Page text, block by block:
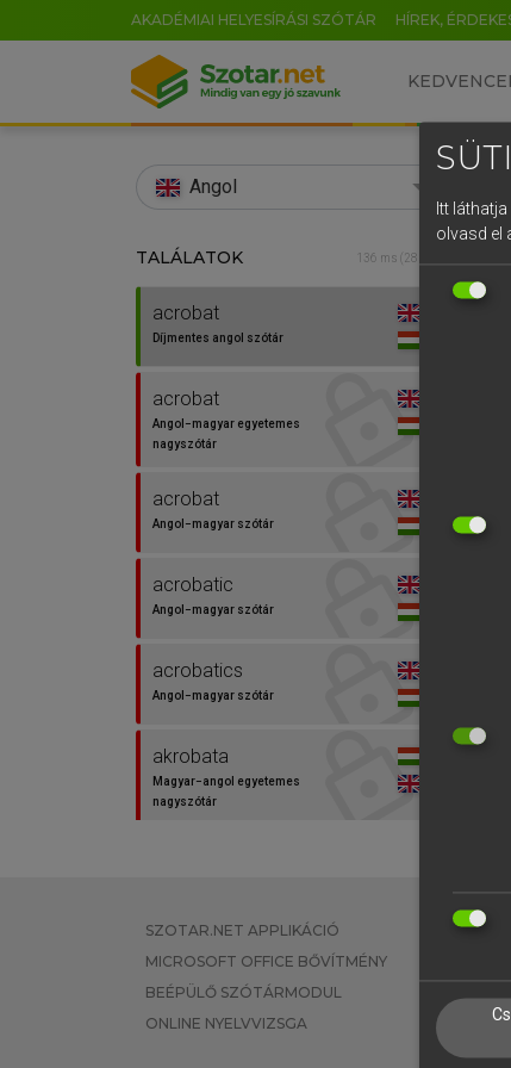
AKADÉMIAI HELYESÍRÁSI SZÓTÁR HÍREK,
Angol
TALÁLATOK 136 ms (28 db)
acrobat
Díjmentes angol szótár
acrobat
Angol−magyar egyetemes
nagyszótár
acrobat
Angol−magyar szótár
acrobatic
Angol−magyar szótár
acrobatics
Angol−magyar szótár
akrobata
Magyar−angol egyetemes
nagyszótár
akrobatamutatvány
Magyar−angol egyetemes
nagyszótár
SZOTAR.NET APPLIKÁCIÓ
MICROSOFT OFFICE BŐVÍTMÉNY
BEÉPÜLŐ SZÓTÁRMODUL
ONLINE NYELVVIZSGA
EGYÉNI
Itt
olvasd el